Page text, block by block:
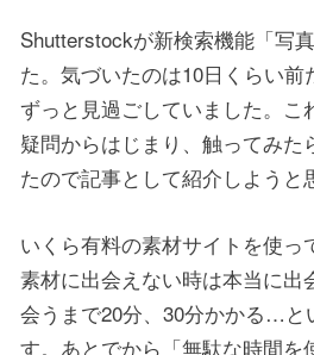
Shutterstockが新検索機能「写
た。気づいたのは10日くらい前
ずっと見過ごしていました。こ
疑問からはじまり、触ってみた
たので記事として紹介しようと
いくら有料の素材サイトを使っ
素材に出会えない時は本当に出
会うまで20分、30分かかる…と
す。あとでから「無駄な時間